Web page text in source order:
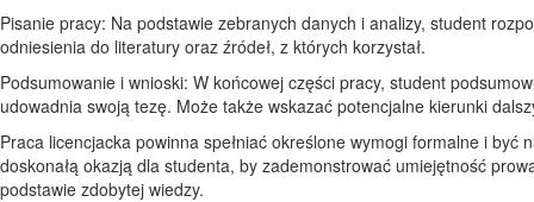
Pisanie pracy: Na podstawie zebranych danych i analizy, student
odniesienia do literatury oraz źródeł, z których korzystał.
Podsumowanie i wnioski: W końcowej części pracy, student
udowadnia swoją tezę. Może także wskazać potencjalne kierunki
Praca licencjacka powinna spełniać określone wymogi formalne i
doskonałą okazją dla studenta, by zademonstrować umiejętność
podstawie zdobytej wiedzy.